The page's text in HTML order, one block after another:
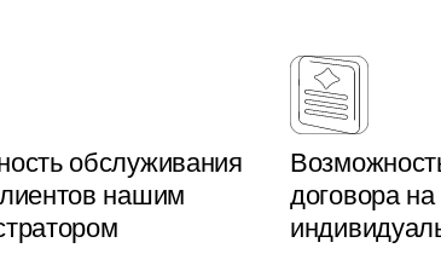
обслуживания
нашим
договора на